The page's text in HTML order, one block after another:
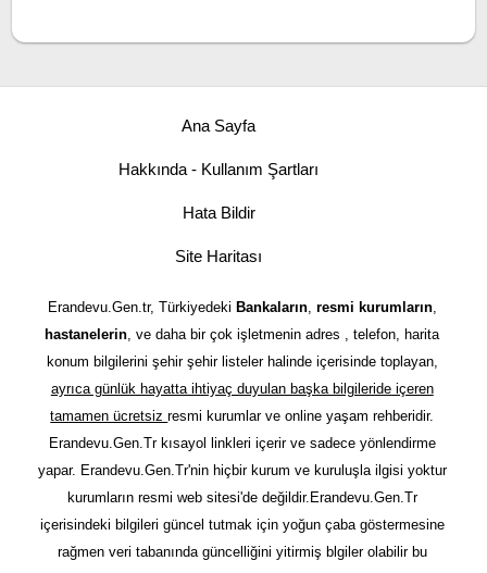
Ana Sayfa
Hakkında - Kullanım Şartları
Hata Bildir
Site Haritası
Erandevu.Gen.tr, Türkiyedeki Bankaların, resmi kurumların,
hastanelerin, ve daha bir çok işletmenin adres , telefon, harita
konum bilgilerini şehir şehir listeler halinde içerisinde toplayan,
ayrıca günlük hayatta ihtiyaç duyulan başka bilgileride içeren
tamamen ücretsizresmi kurumlar ve online yaşam rehberidir.
Erandevu.Gen.Tr kısayol linkleri içerir ve sadece yönlendirme
yapar. Erandevu.Gen.Tr'nin hiçbir kurum ve kuruluşla ilgisi yoktur
kurumların resmi web sitesi'de değildir.Erandevu.Gen.Tr
içerisindeki bilgileri güncel tutmak için yoğun çaba göstermesine
rağmen veri tabanında güncelliğini yitirmiş blgiler olabilir bu